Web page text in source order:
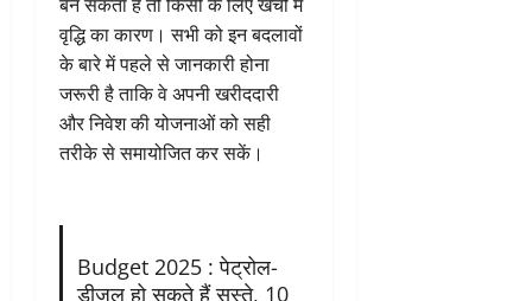
वृद्धि का कारण। सभी को इन बदलावों
के बारे में पहले से जानकारी होना
जरूरी है ताकि वे अपनी खरीददारी
और निवेश की योजनाओं को सही
तरीके से समायोजित कर सकें।
Budget 2025 : पेट्रोल-
डीजल हो सकते हैं सस्ते, 10